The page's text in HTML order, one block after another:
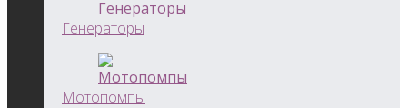
Генераторы
Мотопомпы